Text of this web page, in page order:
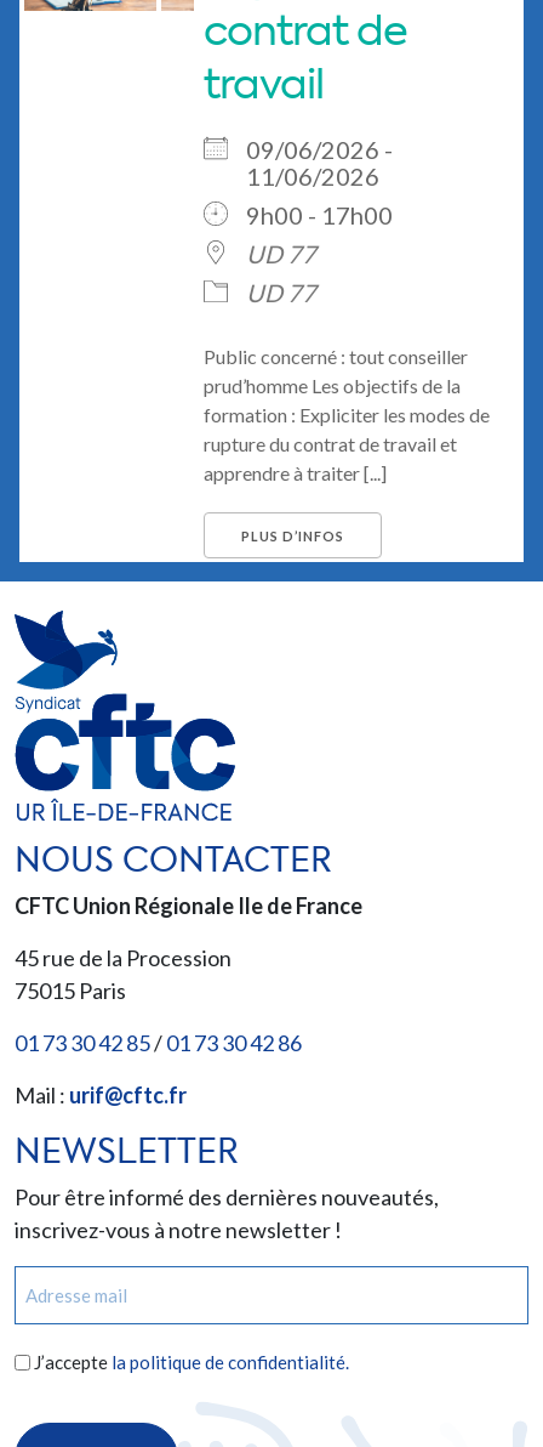
contrat de
travail
09/06/2026 -
11/06/2026
9h00 - 17h00
UD 77
UD 77
Public concerné : tout conseiller
prud’homme Les objectifs de la
formation : Expliciter les modes de
rupture du contrat de travail et
apprendre à traiter [...]
PLUS D’INFOS
NOUS CONTACTER
CFTC Union Régionale Ile de France
45 rue de la Procession
75015 Paris
01 73 30 42 85/01 73 30 42 86
Mail : urif@cftc.fr
NEWSLETTER
Pour être informé des dernières nouveautés,
inscrivez-vous à notre newsletter !
mail
RGPD
J’accepte la politique de confidentialité.